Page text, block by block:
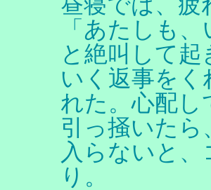
「あたしも
と絶叫して
いく返事をく
れた。心配し
引っ掻いた
入らないと
り。